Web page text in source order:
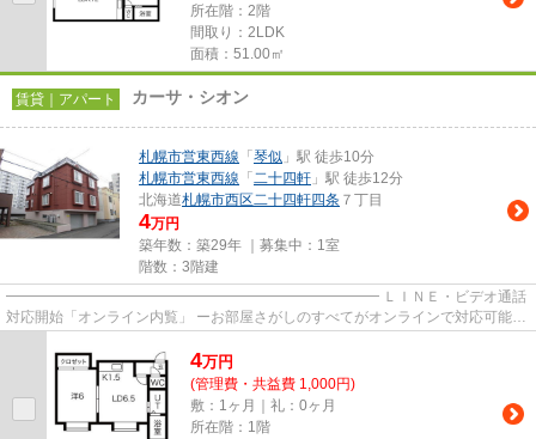
所在階：2階
間取り：2LDK
面積：51.00㎡
賃貸｜アパート カーサ・シオン
札幌市営東西線 「 琴似 」駅 徒歩10分
札幌市営東西線 「 二十四軒 」駅 徒歩12分
北海道札幌市西区二十四軒四条 ７丁目
4万円
築年数：築29年 ｜募集中： 1室
階数：3階建
━━━━━━━━━━━━━━━━━━━━━━━━━━ ＬＩＮＥ・ビデオ通話
対応開始「オンライン内覧」 ーお部屋さがしのすべてがオンラインで対応可能ー
4万円
(管理費・共益費 1,000円)
敷：1ヶ月｜礼：0ヶ月
所在階：1階